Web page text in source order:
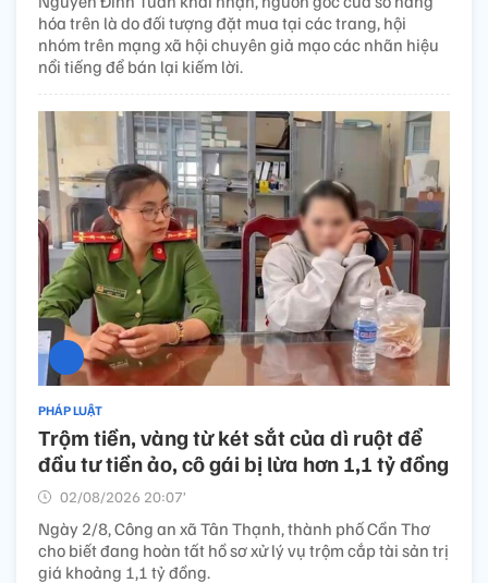
hóa trên là do đối tượng đặt mua tại các trang, hội
nhóm trên mạng xã hội chuyên giả mạo các nhãn hiệu
nổi tiếng để bán lại kiếm lời.
PHÁP LUẬT
Trộm tiền, vàng từ két sắt của dì ruột để
đầu tư tiền ảo, cô gái bị lừa hơn 1,1 tỷ đồng
02/08/2026 20:07’
Ngày 2/8, Công an xã Tân Thạnh, thành phố Cần Thơ
cho biết đang hoàn tất hồ sơ xử lý vụ trộm cắp tài sản trị
giá khoảng 1,1 tỷ đồng.